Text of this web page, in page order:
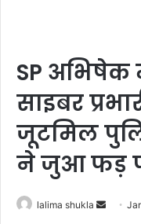
SP अभिषेक
साइबर
जूटमिल
ने जुआ फड़
lalima shukla
Send